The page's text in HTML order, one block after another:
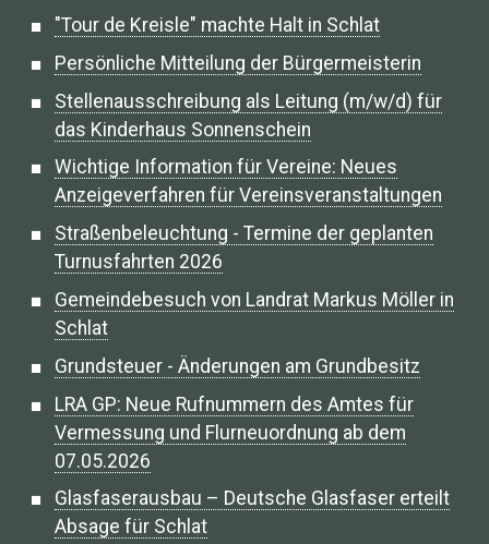
"Tour de Kreisle" machte Halt in Schlat
Persönliche Mitteilung der Bürgermeisterin
Stellenausschreibung als Leitung (m/w/d) für
das Kinderhaus Sonnenschein
Wichtige Information für Vereine: Neues
Anzeigeverfahren für Vereinsveranstaltungen
Straßenbeleuchtung - Termine der geplanten
Turnusfahrten 2026
Gemeindebesuch von Landrat Markus Möller in
Schlat
Grundsteuer - Änderungen am Grundbesitz
LRA GP: Neue Rufnummern des Amtes für
Vermessung und Flurneuordnung ab dem
07.05.2026
Glasfaserausbau – Deutsche Glasfaser erteilt
Absage für Schlat